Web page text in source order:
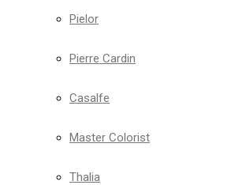
Pielor
Pierre Cardin
Casalfe
Master Colorist
Thalia